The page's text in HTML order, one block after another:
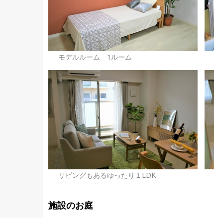
モデルルーム 1ルーム
リビングもあるゆったり１LDK
施設のお庭